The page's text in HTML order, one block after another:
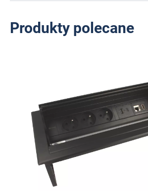
Produkty polecane